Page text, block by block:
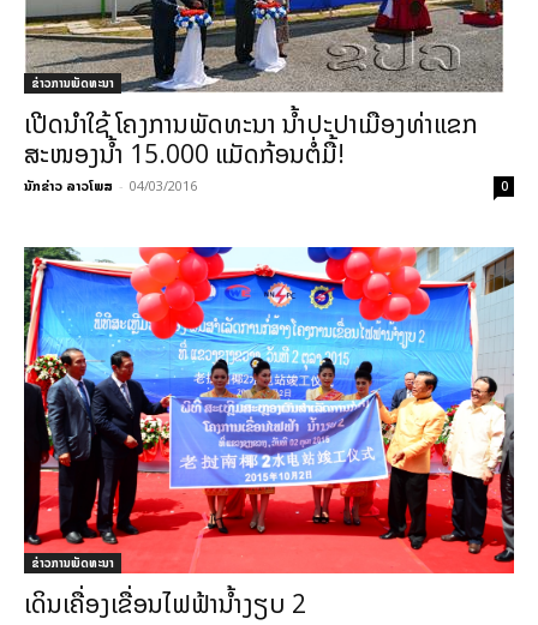
ຂ່າວການພັດທະນາ
ເປີດນໍາໃຊ້ ໂຄງການພັດທະນາ ນ້ຳປະປາເມືອງທ່າແຂກ
ສະໜອງນ້ຳ 15.000 ແມັດກ້ອນຕໍ່ມື້!
ນັກຂ່າວ ລາວໂພສ - 04/03/2016 0
ຂ່າວການພັດທະນາ
ເດິນເຄື່ອງເຂື່ອນໄຟຟ້ານໍ້າງຽບ 2